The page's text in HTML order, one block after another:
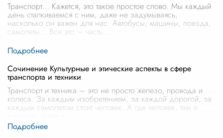
Транспорт… Кажется, это такое простое слово. Мы каждый
день сталкиваемся с ним, даже не задумываясь,
насколько он важен для нас. Автобусы, машины, поезда,
самолеты… Все это – часть
Сочинение Культурные и этические аспекты в сфере
транспорта и техники
Транспорт и техника – это не просто железо, провода и
колеса. За каждым изобретением, за каждой дорогой, за
каждым самолетом стоит человек. А где человек, там и